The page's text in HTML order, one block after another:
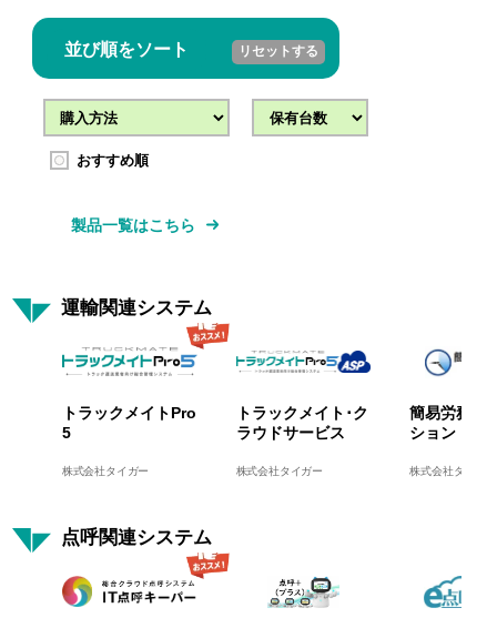
並び順をソート リセットする
おすすめ順
製品一覧はこちら
運輸関連システム
トラックメイトPro
5
株式会社タイガー
トラックメイト･ク
ラウドサービス
株式会社タイガー
簡易労務管
ション
株式会社タイガー
点呼関連システム